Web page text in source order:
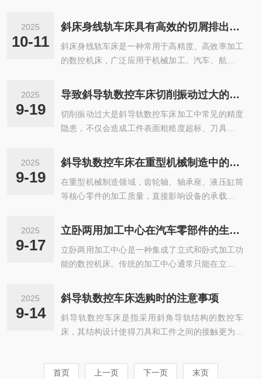
性。在面对形状复杂、精度要求高的工件时，操作
频繁更换机床的麻烦。2.高精度加工采用...
提高了加工效率和加工精度。广泛应用于汽车、航
空、模具、精密机械、电子等行业，尤其是在对加
工效率和精度要求较高的生产中，展现了其独特的
优势。钻攻铣一体机的工作原理：1.钻孔通过旋转
钻头，它能够在工件表面快速打孔，并通过数控系
专门的攻丝刀具将孔内螺纹加工出来。攻...
2025
10-11
斜床身线轨车床具有高效的切屑排出功能
斜床身线轨车床是一种常用于高精度、高效率加工
的数控机床，广泛应用于机械加工、汽车、航空航
比，通过采用斜床身设计、线轨导轨、数控系统等
先进技术，使得其具有更高的刚性、稳定性和加工
精度。斜床身线轨车床的工作特点：1.高刚性与高
稳定性斜床身设计和线轨导轨系统的结合，使得线
身和导轨能够有效抑制振动，保持加工精度，即使
精度加工由于采用了斜床身和线轨导轨，具...
2025
9-19
导致斜导轨数控车床切削振动过大的根源是什么？
切削振动过大是斜导轨数控车床加工中常见的精度
隐患，不仅会造成工件表面粗糙度超标、刀具寿命
一因素所致，而是设备自身特性、加工参数设定与
外部条件共同作用的结果，需从多维度拆解分析。
从设备结构维度看，核心问题集中在刚性不足与部
件配合偏差。斜导轨虽比平导轨具备更强的抗颠覆
致溜板移动时存在间隙，过紧则加剧摩擦阻力，均
关键诱因，如主轴轴承磨损、主轴与电机传动...
2025
9-19
斜导轨数控车床在重型机械制造中的关键应用
在重型机械制造领域，齿轮轴、轴承座、液压缸筒
等核心零件的加工质量，直接影响设备的承载能力
吨)、尺寸精度要求高、加工工序复杂的特点，传
统平导轨车床难以兼顾载荷承受与精度控制，而斜
导轨数控车床凭借独特的结构设计与性能优势，成
为重型机械关键零件加工的核心装备。斜导轨数控
加工场景，且每类场景均对应其结构与性能的适配
主轴、工程机械传动轴：这类零件需加工长径...
2025
9-17
立卧两用加工中心在汽车零部件的生产过程中的应用
立卧两用加工中心是一种集成了立式和卧式加工功
能的数控机床。传统的加工中心通常只能在立式或
切换，具备更高的适应性。该设备通常配备数控系
统，能够进行多轴加工，确保零件在复杂加工过程
中的高精度和高效率。核心原理是通过电动或液压
装置将加工平台进行旋转，使其能够在立式和卧式
和加工工件的复杂度。立卧两用加工中心的应用领
域：1.汽车工业在汽车零部件的生产过程中，高精
2025
9-14
斜导轨数控车床选购时的注意事项
斜导轨数控车床是指采用斜角导轨结构的数控车
床，其结构设计使得刀具和工件之间的接触更为顺
斜角设置导轨，有效减少了切削力对导轨的影响，
首页 上一页 下一页 末页